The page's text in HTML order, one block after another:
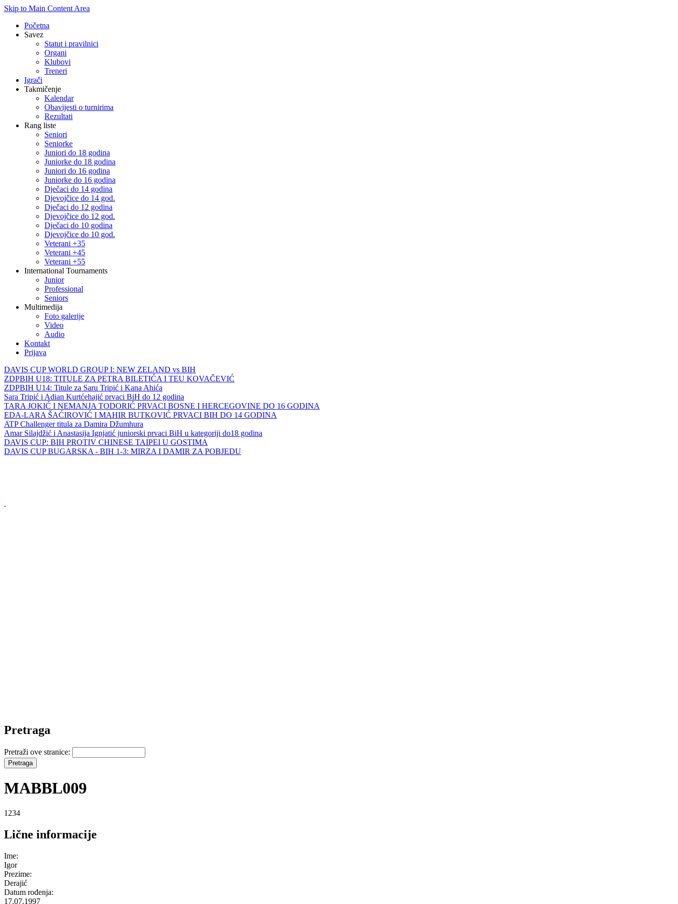
Skip to Main Content Area
Početna
Savez
Statut i pravilnici
Organi
Klubovi
Treneri
Igrači
Takmičenje
Kalendar
Obavijesti o turnirima
Rezultati
Rang liste
Seniori
Seniorke
Juniori do 18 godina
Juniorke do 18 godina
Juniori do 16 godina
Juniorke do 16 godina
Dječaci do 14 godina
Djevojčice do 14 god.
Dječaci do 12 godina
Djevojčice do 12 god.
Dječaci do 10 godina
Djevojčice do 10 god.
Veterani +35
Veterani +45
Veterani +55
International Tournaments
Junior
Professional
Seniors
Multimedija
Foto galerije
Video
Audio
Kontakt
Prijava
DAVIS CUP WORLD GROUP I: NEW ZELAND vs BIH
ZDPBIH U18: TITULE ZA PETRA BILETIĆA I TEU KOVAČEVIĆ
ZDPBIH U14: Titule za Saru Tripić i Kana Ahića
Sara Tripić i Adian Kurtćehajić prvaci BiH do 12 godina
TARA JOKIĆ I NEMANJA TODORIĆ PRVACI BOSNE I HERCEGOVINE DO 16 GODINA
EDA-LARA ŠAĆIROVIĆ I MAHIR BUTKOVIĆ PRVACI BIH DO 14 GODINA
ATP Challenger titula za Damira Džumhura
Amar Silajdžić i Anastasija Ignjatić juniorski prvaci BiH u kategoriji do18 godina
DAVIS CUP: BIH PROTIV CHINESE TAIPEI U GOSTIMA
DAVIS CUP BUGARSKA - BIH 1-3: MIRZA I DAMIR ZA POBJEDU
Pretraga
Pretraži ove stranice:
MABBL009
1234
Lične informacije
Ime:
Igor
Prezime:
Derajić
Datum rođenja:
17.07.1997